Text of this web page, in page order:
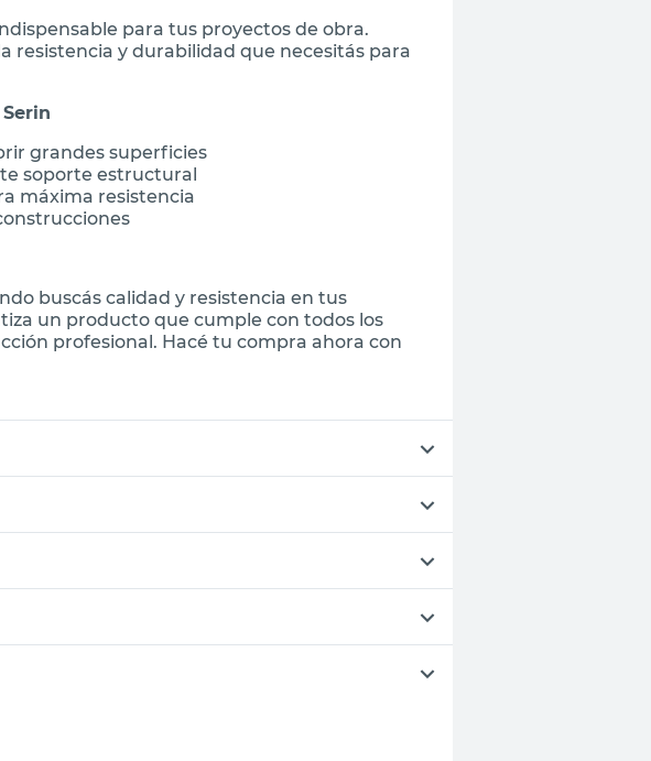
para tus proyectos de obra.
resistencia y durabilidad que necesitás para
grandes superficies
soporte estructural
máxima resistencia
buscás calidad y resistencia en tus
un producto que cumple con todos los
profesional. Hacé tu compra ahora con